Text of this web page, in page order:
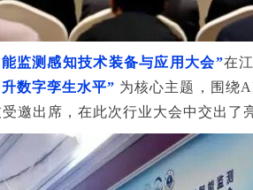
监测感知技术装备与应用大会”在
数字孪生水平” 为核心主题，围绕
邀出席，在此次行业大会中交出了